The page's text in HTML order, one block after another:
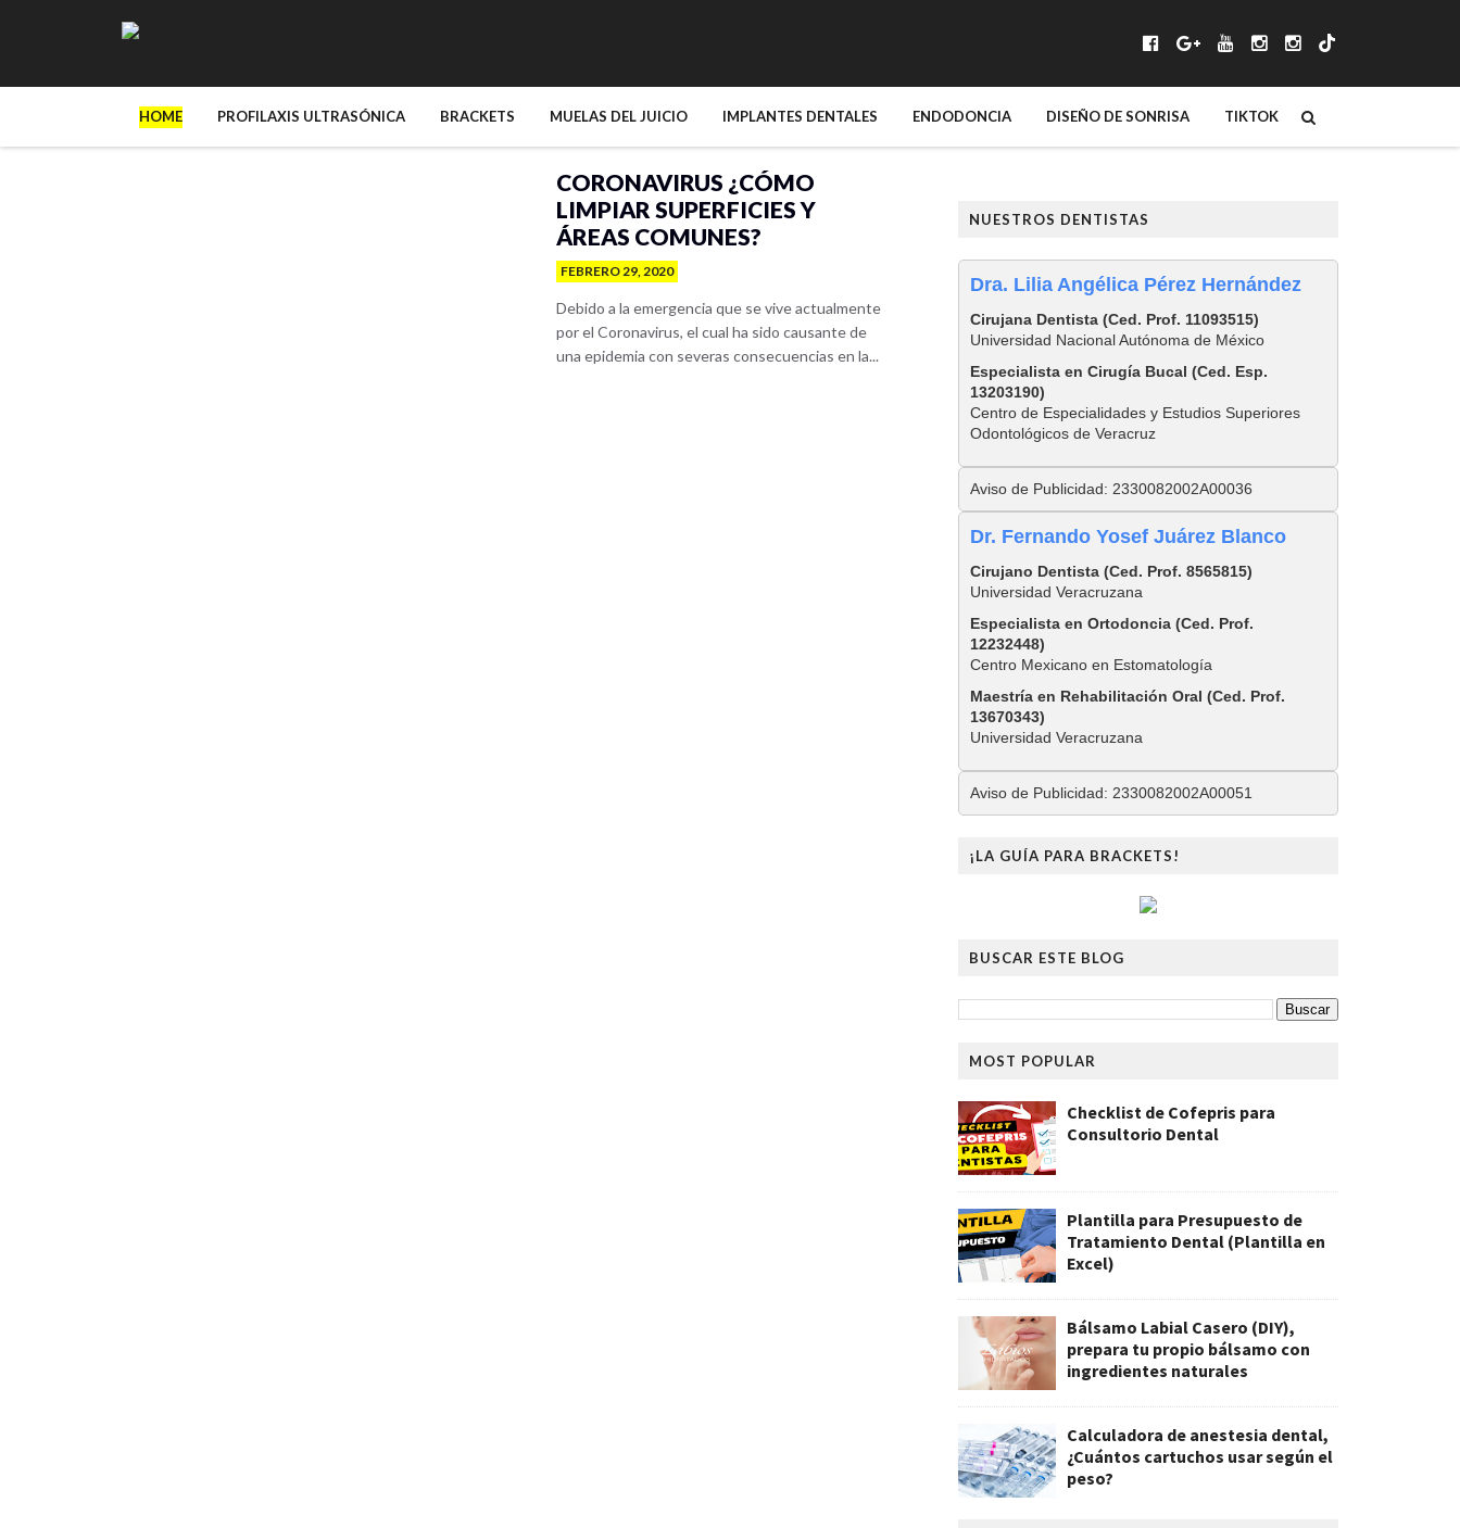
HOME PROFILAXIS ULTRASÓNICA BRACKETS MUELAS DEL JUICIO IMPLANTES DENTALES ENDODONCIA DISEÑO DE SONRISA TIKTOK
CORONAVIRUS ¿CÓMO
LIMPIAR SUPERFICIES Y
ÁREAS COMUNES?
FEBRERO 29, 2020
Debido a la emergencia que se vive actualmente
por el Coronavirus, el cual ha sido causante de
una epidemia con severas consecuencias en la...
NUESTROS DENTISTAS
Dra. Lilia Angélica Pérez Hernández
Cirujana Dentista (Ced. Prof. 11093515)
Universidad Nacional Autónoma de México
Especialista en Cirugía Bucal (Ced. Esp.
13203190)
Centro de Especialidades y Estudios Superiores
Odontológicos de Veracruz
Aviso de Publicidad: 2330082002A00036
Dr. Fernando Yosef Juárez Blanco
Cirujano Dentista (Ced. Prof. 8565815)
Universidad Veracruzana
Especialista en Ortodoncia (Ced. Prof.
12232448)
Centro Mexicano en Estomatología
Maestría en Rehabilitación Oral (Ced. Prof.
13670343)
Universidad Veracruzana
Aviso de Publicidad: 2330082002A00051
¡LA GUÍA PARA BRACKETS!
BUSCAR ESTE BLOG
MOST POPULAR
Checklist de Cofepris para
Consultorio Dental
Plantilla para Presupuesto de
Tratamiento Dental (Plantilla en
Excel)
Bálsamo Labial Casero (DIY),
prepara tu propio bálsamo con
ingredientes naturales
Calculadora de anestesia dental,
¿Cuántos cartuchos usar según el
peso?